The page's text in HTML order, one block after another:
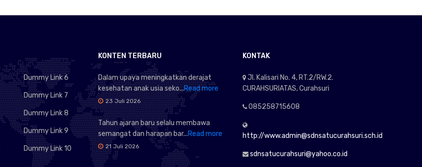
Dummy Link 6
Dummy Link 7
Dummy Link 8
Dummy Link 9
Dummy Link 10
KONTEN TERBARU
Dalam upaya meningkatkan derajat
kesehatan anak usia seko...Read more
23 Juli 2026
Tahun ajaran baru selalu membawa
semangat dan harapan bar...Read more
21 Juli 2026
KONTAK
Jl. Kalisari No. 4, RT.2/RW.2.
CURAHSURIATAS, Curahsuri
085258715608
http://www.admin@sdnsatucurahsuri.sch.id
sdnsatucurahsuri@yahoo.co.id